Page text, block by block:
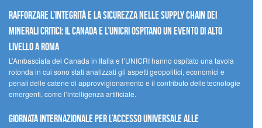
Rafforzare l’integrità e la sicurezza nelle supply chain dei
minerali critici: il Canada e l’UNICRI ospitano un evento di alto
livello a Roma
L’Ambasciata del Canada in Italia e l’UNICRI hanno ospitato una tavola
rotonda in cui sono stati analizzati gli aspetti geopolitici, economici e
penali delle catene di approvvigionamento e il contributo delle tecnologie
emergenti, come l’intelligenza artificiale.
Giornata internazionale per l’accesso universale alle